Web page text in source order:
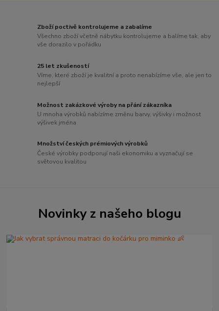
Zboží poctivě kontrolujeme a zabalíme
Všechno zboží včetně nábytku kontrolujeme a balíme tak, aby
vše dorazilo v pořádku
25 let zkušeností
Víme, které zboží je kvalitní a proto nenabízíme vše, ale jen to
nejlepší
Možnost zakázkové výroby na přání zákazníka
U mnoha výrobků nabízíme změnu barvy, výšivky i možnost
výšivek jména
Množství českých prémiových výrobků
České výrobky podporují naši ekonomiku a vyznačují se
světovou kvalitou
Novinky z našeho blogu